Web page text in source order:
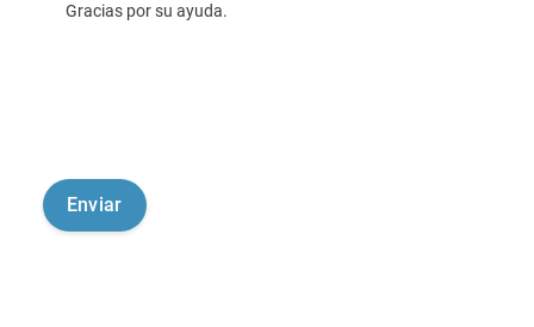
Gracias por su ayuda.